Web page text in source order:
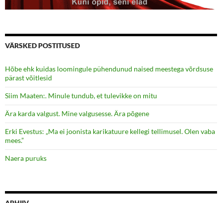
VÄRSKED POSTITUSED
Hõbe ehk kuidas loomingule pühendunud naised meestega võrdsuse
pärast võitlesid
Siim Maaten:. Minule tundub, et tulevikke on mitu
Ära karda valgust. Mine valgusesse. Ära põgene
Erki Evestus: „Ma ei joonista karikatuure kellegi tellimusel. Olen vaba
mees.”
Naera puruks